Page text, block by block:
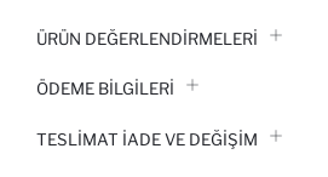
ÜRÜN DEĞERLENDİRMELERİ
ÖDEME BİLGİLERİ
TESLIMAT İADE VE DEĞIŞIM